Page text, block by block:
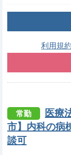
利用規
常勤
医療
市】内科の病
談可